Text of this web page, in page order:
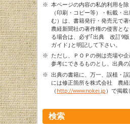
※ 本ページの内容の私的利用を
（印刷・コピー等）・転載・
む）は、書籍発行・発売元で
農経新聞社の著作権の侵害と
る場合は、必ず｢出典 改訂9
ガイド｣と明記して下さい。
※ ただし、ＰＯＰの例は売場や
参考にできるものとし、出典の
※ 出典の書籍に、万一、誤植・
には修正箇所を株式会社 農経
（ http://www.nokei.jp ）で掲載
検索